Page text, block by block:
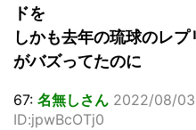
ドを
しかも去年の琉球のレ
がバズってたのに
67: 名無しさん 2022/08/
ID:jpwBcOTj0